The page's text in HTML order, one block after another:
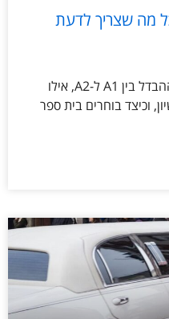
מה שצריך לדעת
רישיון לקטנוע בהרצליה – מה ההבדל בין A1 ל-A2, אילו
וכיצד בוחרים בית ספר